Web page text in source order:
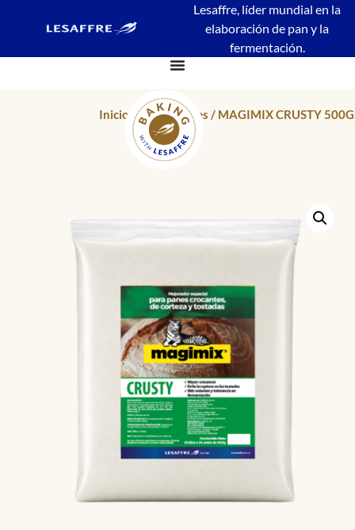
Lesaffre, líder mundial en la
elaboración de pan y la
fermentación.
Inicio /Mejoradores / MAGIMIX CRUSTY 500G